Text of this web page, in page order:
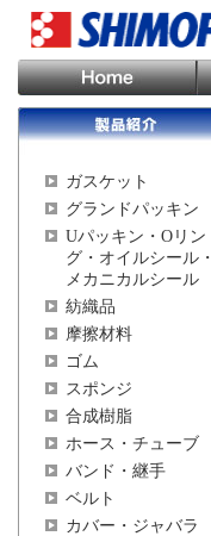
ガスケット
グランドパッキン
Uパッキン・Oリン
グ・オイルシール・
メカニカルシール
紡織品
摩擦材料
ゴム
スポンジ
合成樹脂
ホース・チューブ
バンド・継手
ベルト
カバー・ジャバラ